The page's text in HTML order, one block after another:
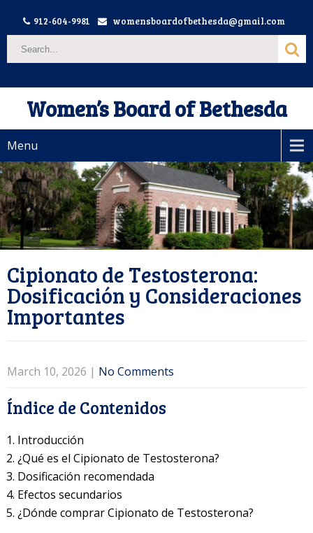
912-604-9981 womensboardofbethesda@gmail.com
Women’s Board of Bethesda
Menu
Cipionato de Testosterona:
Dosificación y Consideraciones
Importantes
March 10, 2026 | No Comments
Índice de Contenidos
Introducción
¿Qué es el Cipionato de Testosterona?
Dosificación recomendada
Efectos secundarios
¿Dónde comprar Cipionato de Testosterona?